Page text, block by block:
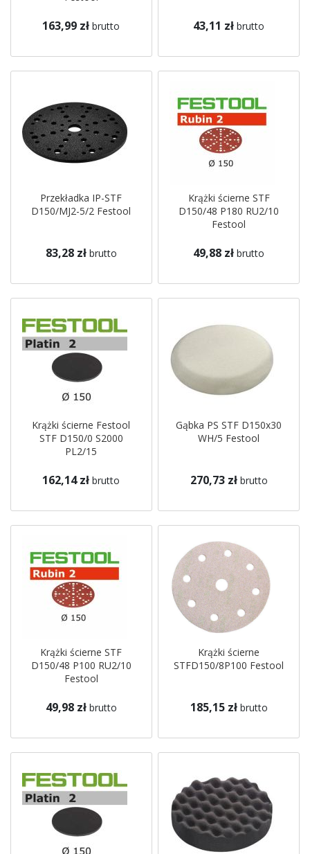
163,99 zł brutto 43,11 zł brutto
Przekładka IP-STF
D150/MJ2-5/2 Festool
83,28 zł brutto
Krążki ścierne STF
D150/48 P180 RU2/10
Festool
49,88 zł brutto
Krążki ścierne Festool
STF D150/0 S2000
PL2/15
162,14 zł brutto
Gąbka PS STF D150x30
WH/5 Festool
270,73 zł brutto
Krążki ścierne STF
D150/48 P100 RU2/10
Festool
49,98 zł brutto
Krążki ścierne
STFD150/8P100 Festool
185,15 zł brutto